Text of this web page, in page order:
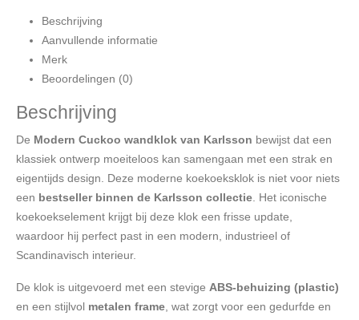
Beschrijving
Aanvullende informatie
Merk
Beoordelingen (0)
Beschrijving
De Modern Cuckoo wandklok van Karlsson bewijst dat een
klassiek ontwerp moeiteloos kan samengaan met een strak en
eigentijds design. Deze moderne koekoeksklok is niet voor niets
een bestseller binnen de Karlsson collectie . Het iconische
koekoekselement krijgt bij deze klok een frisse update,
waardoor hij perfect past in een modern, industrieel of
Scandinavisch interieur.
De klok is uitgevoerd met een stevige ABS-behuizing (plastic)
en een stijlvol metalen frame , wat zorgt voor een gedurfde en